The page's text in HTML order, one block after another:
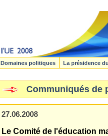
Domaines politiques La présidence
Communiqués de
27.06.2008
Le Comité de l'éducation